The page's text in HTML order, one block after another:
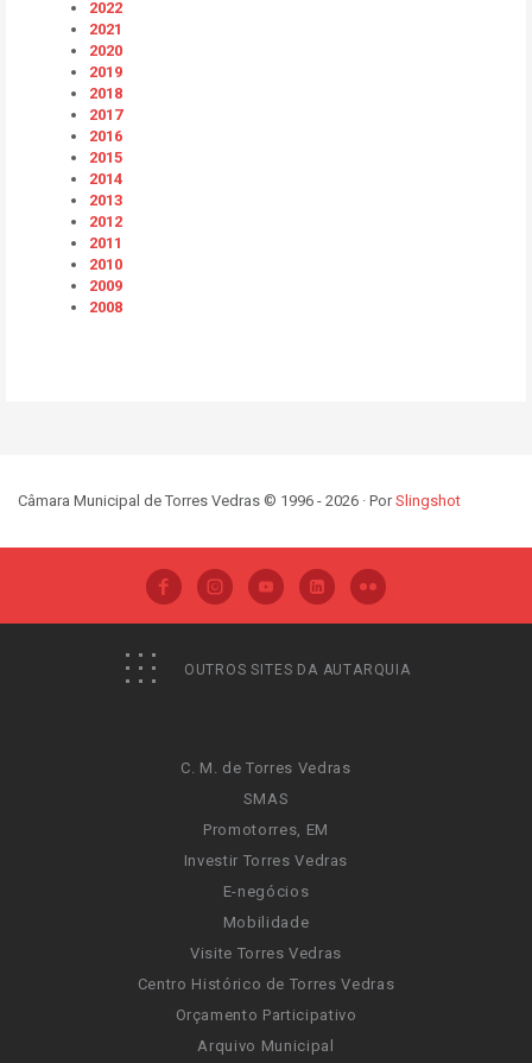
2022
2021
2020
2019
2018
2017
2016
2015
2014
2013
2012
2011
2010
2009
2008
Câmara Municipal de Torres Vedras © 1996 - 2026 · PorSlingshot
OUTROS SITES DA AUTARQUIA
C. M. de Torres Vedras
SMAS
Promotorres, EM
Investir Torres Vedras
E-negócios
Mobilidade
Visite Torres Vedras
Centro Histórico de Torres Vedras
Orçamento Participativo
Arquivo Municipal